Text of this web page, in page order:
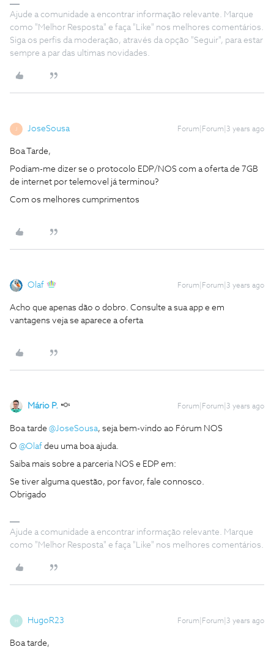
Ajude a comunidade a encontrar informação relevante. Marque
como "Melhor Resposta" e faça "Like" nos melhores comentários.
Siga os perfis da moderação, através da opção "Seguir", para estar
sempre a par das ultimas novidades.
JoseSousa Forum|Forum|3 years ago
Boa Tarde,
Podiam-me dizer se o protocolo EDP/NOS com a oferta de 7GB
de internet por telemovel já terminou?
Com os melhores cumprimentos
Olaf Forum|Forum|3 years ago
Acho que apenas dão o dobro. Consulte a sua app e em
vantagens veja se aparece a oferta
Mário P. Forum|Forum|3 years ago
Boa tarde @JoseSousa, seja bem-vindo ao Fórum NOS
O @Olaf deu uma boa ajuda.
Saiba mais sobre a parceria NOS e EDP em:
Se tiver alguma questão, por favor, fale connosco.
Obrigado
Ajude a comunidade a encontrar informação relevante. Marque
como "Melhor Resposta" e faça "Like" nos melhores comentários.
HugoR23 Forum|Forum|3 years ago
Boa tarde,